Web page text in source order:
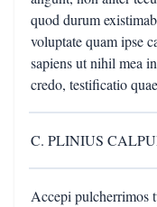
quod durum
voluptate quam ipse
sapiens ut nihil mea
credo, testificatio
C. PLINIUS
Accepi pulcherrimos